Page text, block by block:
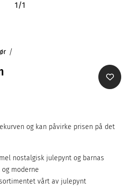
1/1
og kan påvirke prisen på det
nostalgisk julepynt og barnas
moderne
vårt av julepynt